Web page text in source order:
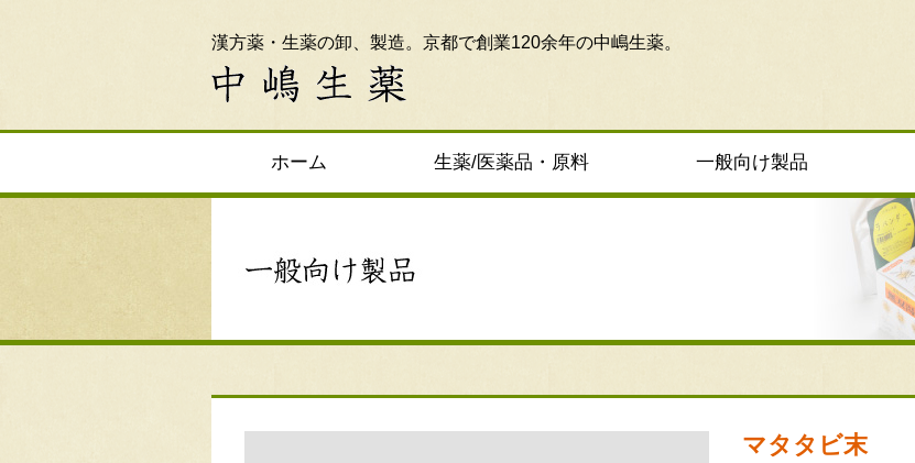
漢方薬・生薬の卸、製造。京都で創業120余年の中嶋生薬。
ホーム 生薬/医薬品・原料 一般向け製品
マタタビ末